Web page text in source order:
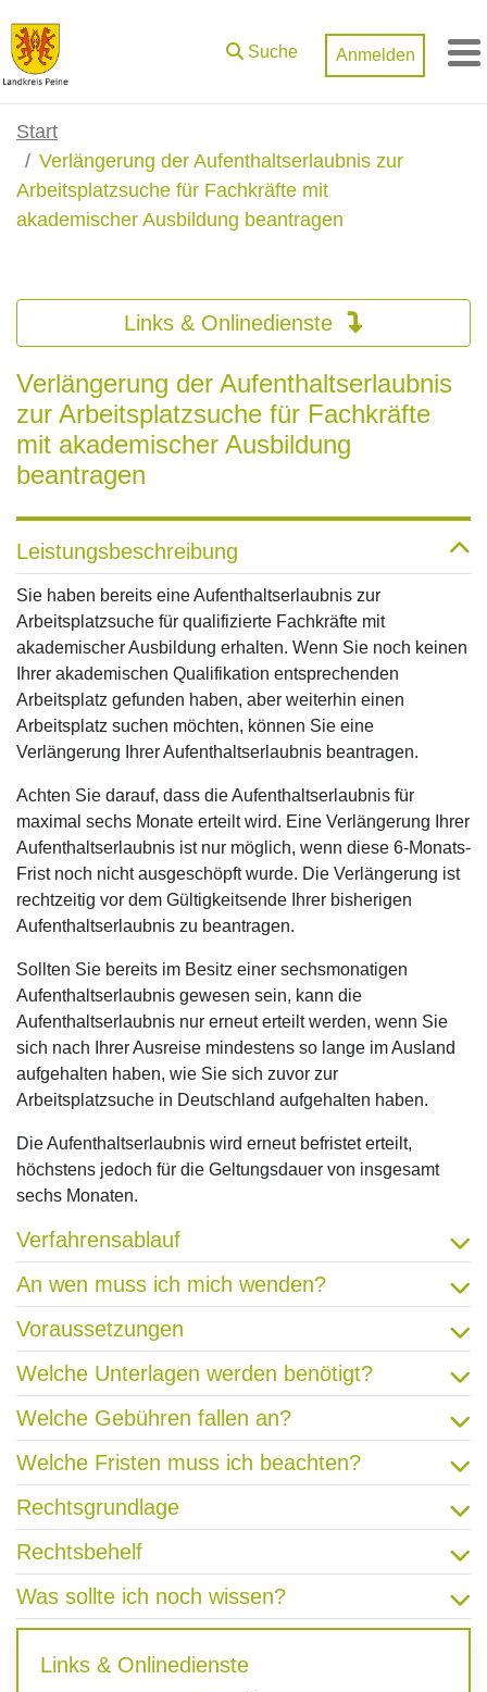
Zum Hauptinhalt springen
Suche Anmelden
Start
Verlängerung der Aufenthaltserlaubnis zur
Arbeitsplatzsuche für Fachkräfte mit
akademischer Ausbildung beantragen
Links & Onlinedienste
Verlängerung der Aufenthaltserlaubnis
zur Arbeitsplatzsuche für Fachkräfte
mit akademischer Ausbildung
beantragen
Leistungsbeschreibung
Sie haben bereits eine Aufenthaltserlaubnis zur
Arbeitsplatzsuche für qualifizierte Fachkräfte mit
akademischer Ausbildung erhalten. Wenn Sie noch keinen
Ihrer akademischen Qualifikation entsprechenden
Arbeitsplatz gefunden haben, aber weiterhin einen
Arbeitsplatz suchen möchten, können Sie eine
Verlängerung Ihrer Aufenthaltserlaubnis beantragen.
Achten Sie darauf, dass die Aufenthaltserlaubnis für
maximal sechs Monate erteilt wird. Eine Verlängerung Ihrer
Aufenthaltserlaubnis ist nur möglich, wenn diese 6-Monats-
Frist noch nicht ausgeschöpft wurde. Die Verlängerung ist
rechtzeitig vor dem Gültigkeitsende Ihrer bisherigen
Aufenthaltserlaubnis zu beantragen.
Sollten Sie bereits im Besitz einer sechsmonatigen
Aufenthaltserlaubnis gewesen sein, kann die
Aufenthaltserlaubnis nur erneut erteilt werden, wenn Sie
sich nach Ihrer Ausreise mindestens so lange im Ausland
aufgehalten haben, wie Sie sich zuvor zur
Arbeitsplatzsuche in Deutschland aufgehalten haben.
Die Aufenthaltserlaubnis wird erneut befristet erteilt,
höchstens jedoch für die Geltungsdauer von insgesamt
sechs Monaten.
Verfahrensablauf
An wen muss ich mich wenden?
Voraussetzungen
Welche Unterlagen werden benötigt?
Welche Gebühren fallen an?
Welche Fristen muss ich beachten?
Rechtsgrundlage
Rechtsbehelf
Was sollte ich noch wissen?
Links & Onlinedienste